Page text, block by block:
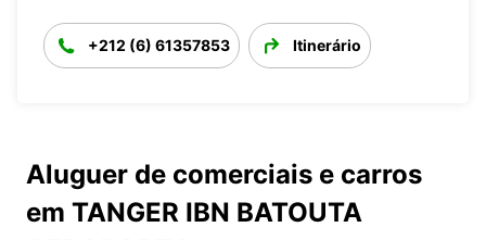
+212 (6) 61357853 Itinerário
Aluguer de comerciais e carros
em TANGER IBN BATOUTA